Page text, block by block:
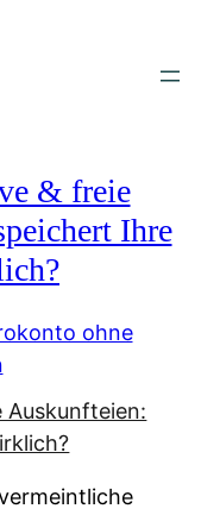
& freie
Ihre
ohne